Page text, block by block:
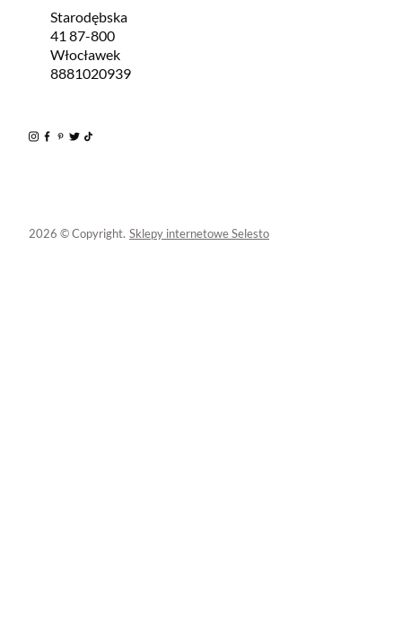
Starodębska
41 87-800
Włocławek
8881020939
2026 © Copyright. Sklepy internetowe Selesto